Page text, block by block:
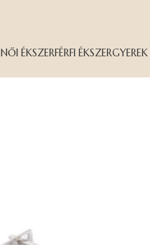
NŐI ÉKSZERFÉRFI ÉKSZER